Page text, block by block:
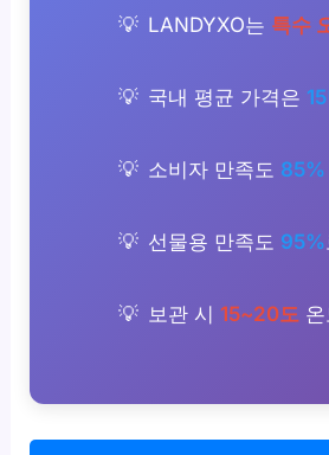
LANDYXO는 특수
국내 평균 가격은
소비자 만족도 85%
선물용 만족도 95%
보관 시 15~20도